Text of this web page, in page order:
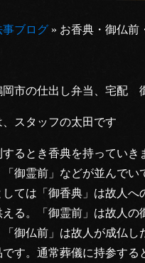
事ブログ » お香典・御仏前
岡市の仕出し弁当、宅配
、スタッフの太田です
るとき香典を持っていき
「御霊前」などが並んで
ては「御香典」は故人へ
える。「御霊前」は故人の
「御仏前」は故人が成仏し
す。通常葬儀に持参する